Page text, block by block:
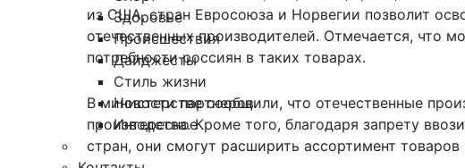
Здоровье
Происшествия
Дайджесты
Стиль жизни
Новости партнеров
Интересное
из США, стран Евросоюза и Норвегии позволит
отечественных производителей. Отмечается, что
потребности россиян в таких товарах.
В министерстве сообщили, что отечественные
производства. Кроме того, благодаря запрету
стран, они смогут расширить ассортимент